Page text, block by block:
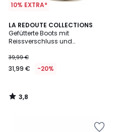
10% EXTRA*
LA REDOUTE COLLECTIONS
Gefütterte Boots mit
Reissverschluss und
39,99 €
31,99 € -20%
3,8
/ 5
3,8
/